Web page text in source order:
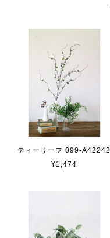
ティーリーフ 099-A42242
¥1,474